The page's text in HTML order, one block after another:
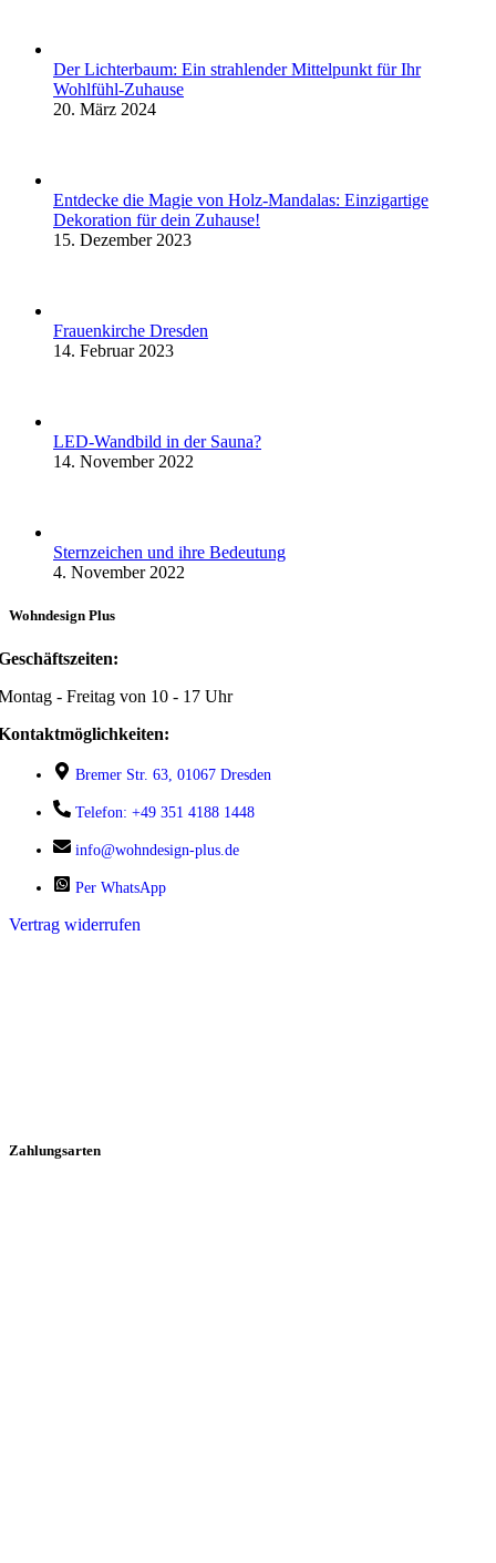
Der Lichterbaum: Ein strahlender Mittelpunkt für Ihr
Wohlfühl-Zuhause
20. März 2024
Entdecke die Magie von Holz-Mandalas: Einzigartige
Dekoration für dein Zuhause!
15. Dezember 2023
Frauenkirche Dresden
14. Februar 2023
LED-Wandbild in der Sauna?
14. November 2022
Sternzeichen und ihre Bedeutung
4. November 2022
Wohndesign Plus
- Freitag von 10 - 17 Uhr
Bremer Str. 63, 01067 Dresden
Telefon: +49 351 4188 1448
info@wohndesign-plus.de
Per WhatsApp
Vertrag widerrufen
Zahlungsarten